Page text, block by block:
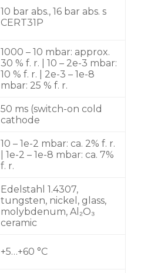
10 bar abs., 16 bar abs. s
CERT31P
1000 – 10 mbar: approx.
30 % f. r. | 10 – 2e-3 mbar:
10 % f. r. | 2e-3 – 1e-8
mbar: 25 % f. r.
50 ms (switch-on cold
cathode
10 – 1e-2 mbar: ca. 2% f. r.
| 1e-2 – 1e-8 mbar: ca. 7%
f. r.
Edelstahl 1.4307,
tungsten, nickel, glass,
molybdenum, Al₂O₃
ceramic
+5…+60 °C